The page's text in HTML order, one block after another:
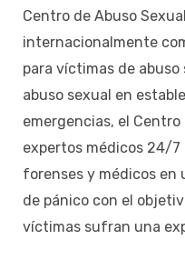
Centro de Abuso
internacionalmente
para víctimas de
abuso sexual en
emergencias, el
expertos médicos 24/7
forenses y médicos en
de pánico con el
víctimas sufran una